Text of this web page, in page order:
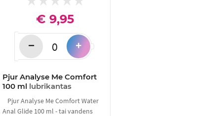
Pjur Analyse Me Comfort
100 ml lubrikantas
€ 9,95
− +
Pjur Analyse Me Comfort Water
Anal Glide 100 ml - tai vandens